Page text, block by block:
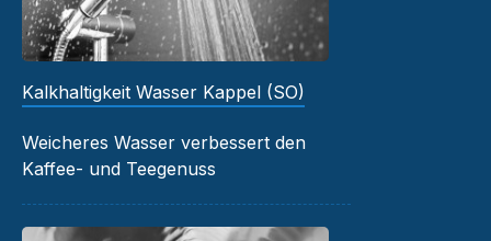
Kalkhaltigkeit Wasser Kappel (SO)
Weicheres Wasser verbessert den
Kaffee- und Teegenuss